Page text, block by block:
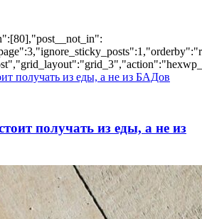
получать из еды, а не из